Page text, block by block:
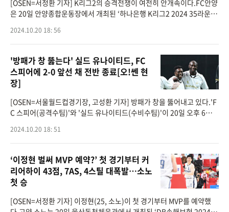
[OSEN=서정환 기자] K리그2의 승격전쟁이 여전히 안개속이다.FC안양
은 20일 안양종합운동장에서 개최된 ‘하나은행 K리그2 2024 35라운
지켜 자동승격 가능
2024.10.20 18: 56
'방패가 창 뚫는다' 실드 유나이티드, FC
스피어에 2-0 앞선 채 전반 종료[오!쎈 현
장]
[OSEN=서울월드컵경기장, 고성환 기자] 방패가 창을 뚫어내고 있다.'F
C 스피어(공격수팀)'와 '실드 유나이티드(수비수팀)'이 20일 오후 6시
끝난 현재 실드 유나
2024.10.20 18: 51
‘이정현 벌써 MVP 예약?’ 첫 경기부터 커
리어하이 43점, 7AS, 4스틸 대폭발…소노
첫 승
[OSEN=서정환 기자] 이정현(25, 소노)이 첫 경기부터 MVP를 예약했